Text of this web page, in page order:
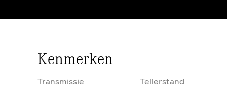
Kenmerken
Transmissie Tellerstand